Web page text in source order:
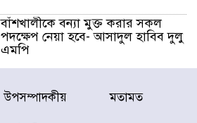
বাঁশখালীকে বন্যা মুক্ত করার সকল
পদক্ষেপ নেয়া হবে- আসাদুল হাবিব দুলু
এমপি
বিদ্যুৎ-জ্বালানি খাতে অস্থিরতা তৈরির
চেষ্টা করছে একটি চক্র : প্রধানমন্ত্রী
উপসম্পাদকীয় মতামত